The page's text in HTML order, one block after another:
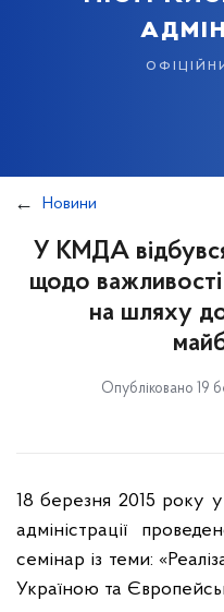
Новини
У КМДА
щодо
на шляху
Опубліковано 19
18 березня 2015 року у
адміністрації
семінар із теми:
Україною та